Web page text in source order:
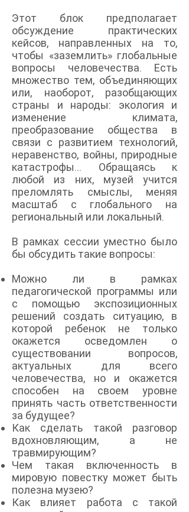
Этот блок предполагает
обсуждение практических
кейсов, направленных на то,
чтобы «заземлить» глобальные
вопросы человечества. Есть
множество тем, объединяющих
или, наоборот, разобщающих
страны и народы: экология и
изменение климата,
преобразование общества в
связи с развитием технологий,
неравенство, войны, природные
катастрофы… Обращаясь к
любой из них, музей учится
преломлять смыслы, меняя
масштаб с глобального на
региональный или локальный.
В рамках сессии уместно было
бы обсудить такие вопросы:
Можно ли в рамках
педагогической программы или
с помощью экспозиционных
решений создать ситуацию, в
которой ребенок не только
окажется осведомлен о
существовании вопросов,
актуальных для всего
человечества, но и окажется
способен на своем уровне
принять часть ответственности
за будущее?
Как сделать такой разговор
вдохновляющим, а не
травмирующим?
Чем такая включенность в
мировую повестку может быть
полезна музею?
Как влияет работа с такой